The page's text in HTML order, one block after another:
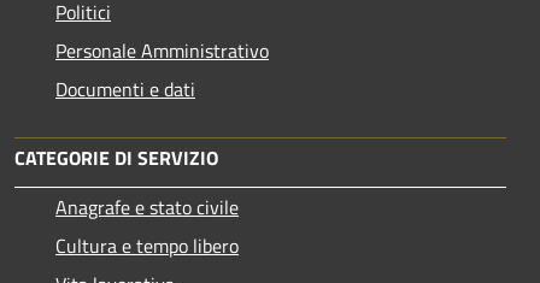
Politici
Personale Amministrativo
Documenti e dati
CATEGORIE DI SERVIZIO
Anagrafe e stato civile
Cultura e tempo libero